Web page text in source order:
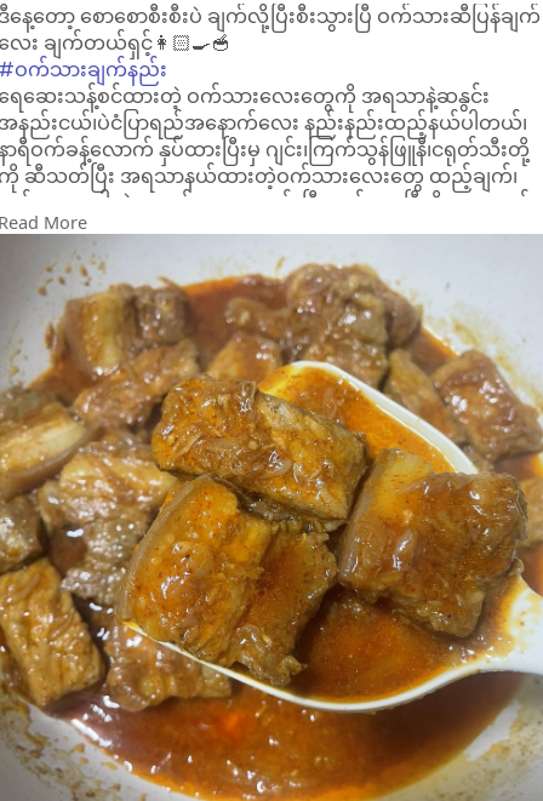
နေ့တော့ စောစောစီးစီးပဲ ချက်လို့ပြီးစီးသွားပြီ ဝက်သားဆီပြန်ချက်
ေး ချက်တယ်ရှင့်👩🏻‍🍳🥣
ဝက်သားချက်နည်း
ေဆေးသန့်စင်ထားတဲ့ ဝက်သားလေးတွေကို အရသာနဲ့ဆနွင်း
နည်းငယ်၊ပဲငံပြာရည်အနောက်လေး နည်းနည်းထည့်နယ်ပါတယ်၊
ာရီဝက်ခန့်လောက် နှပ်ထားပြီးမှ ဂျင်း၊ကြက်သွန်ဖြူနီ၊ငရုတ်သီးတို့
ဆီသတ်ပြီး အရသာနယ်ထားတဲ့ဝက်သားလေးတွေ ထည့်ချက်၊
က်သားမှာပါတဲ့ အရည်လေးတွေခမ်းပြီး တင်းလာပြီဆိုမှ ရေထည့်
ါတယ်၊နူးပြီးဆီပြန်လာပြီဆိုရင်တော့ လွယ်ကူရိုးရှင်းတဲ့ ဝက်သား
ပြန်ချက်လေး ရပါပြီရှင့်👩🏻‍🍳🥣
ဝက်သားဆီပြန်
to owner
More